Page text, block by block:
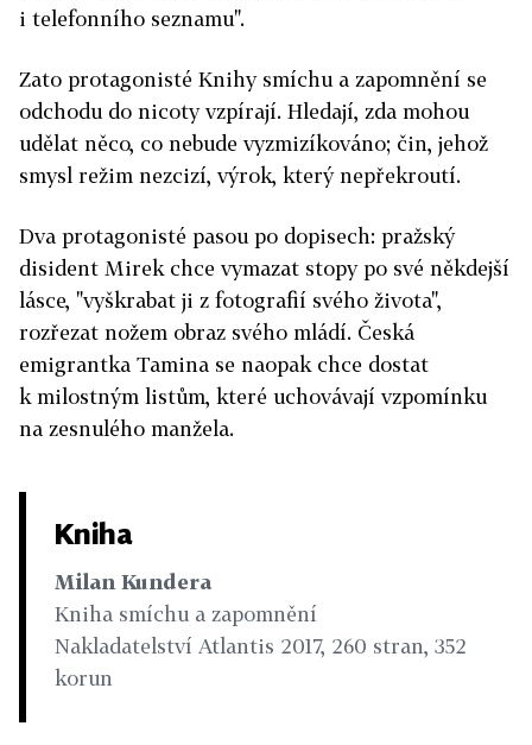
i telefonního seznamu".
Zato protagonisté Knihy smíchu a zapomnění se
odchodu do nicoty vzpírají. Hledají, zda mohou
udělat něco, co nebude vyzmizíkováno; čin, jehož
smysl režim nezcizí, výrok, který nepřekroutí.
Dva protagonisté pasou po dopisech: pražský
disident Mirek chce vymazat stopy po své někdejší
lásce, "vyškrabat ji z fotografií svého života",
rozřezat nožem obraz svého mládí. Česká
emigrantka Tamina se naopak chce dostat
k milostným listům, které uchovávají vzpomínku
na zesnulého manžela.
Kniha
Milan Kundera
Kniha smíchu a zapomnění
Nakladatelství Atlantis 2017, 260 stran, 352
korun